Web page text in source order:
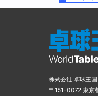
株式会社 卓球王国
〒151-0072 東京